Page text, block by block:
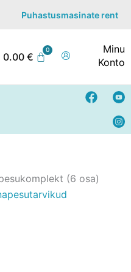
Puhastusmasinate rent
0.00 €
Minu
Konto
F
a
k
Y
o
u
t
(6 osa)